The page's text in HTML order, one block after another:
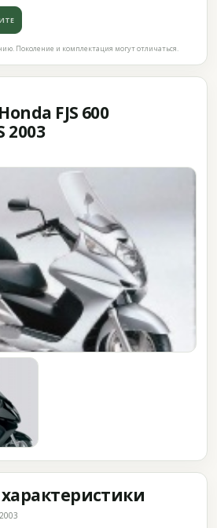
Поколение и комплектация могут отличаться.
FJS 600
2003